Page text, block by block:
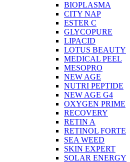
BIOPLASMA
CITY NAP
ESTER C
GLYCOPURE
LIPACID
LOTUS BEAUTY
MEDICAL PEEL
MESOPRO
NEW AGE
NUTRI PEPTIDE
NEW AGE G4
OXYGEN PRIME
RECOVERY
RETIN A
RETINOL FORTE
SEA WEED
SKIN EXPERT
SOLAR ENERGY